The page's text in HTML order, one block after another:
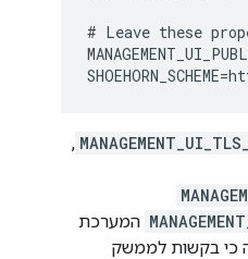
# Leave these
,
המערכת
בקשות לממשק